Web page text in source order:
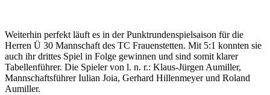
Weiterhin perfekt läuft es in der Punktrundenspielsaison für die
Herren Ü 30 Mannschaft des TC Frauenstetten. Mit 5:1 konnten sie
auch ihr drittes Spiel in Folge gewinnen und sind somit klarer
Tabellenführer. Die Spieler von l. n. r.: Klaus-Jürgen Aumiller,
Mannschaftsführer Iulian Joia, Gerhard Hillenmeyer und Roland
Aumiller.